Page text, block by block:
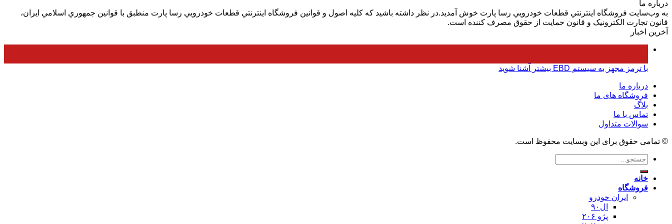
درباره ما
به وب‌سايت فروشگاه اينترنتي قطعات خودرويي رسا پارت خوش آمديد.در نظر داشته باشيد که کليه اصول و قوانين فروشگاه اينترنتي قطعات خودرويي رسا پارت منطبق با قوانين جمهوري اسلامي ايران،
قانون تجارت الکترونيک و قانون حمايت از حقوق مصرف کننده است.
آخرین اخبار
با ترمز مجهز به سیستم EBD بیشتر آشنا شوید
درباره ما
فروشگاه های ما
بلاگ
تماس با ما
سوالات متداول
© تمامی حقوق برای این وبسایت محفوظ است.
جستجو
خانه
فروشگاه
ایران خودرو
ال۹۰
پژو ۲۰۶